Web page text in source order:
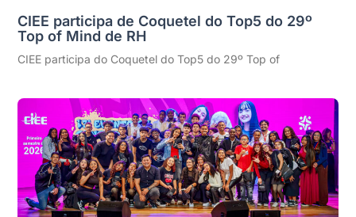
CIEE participa de Coquetel do Top5 do 29º
Top of Mind de RH
CIEE participa do Coquetel do Top5 do 29º Top of